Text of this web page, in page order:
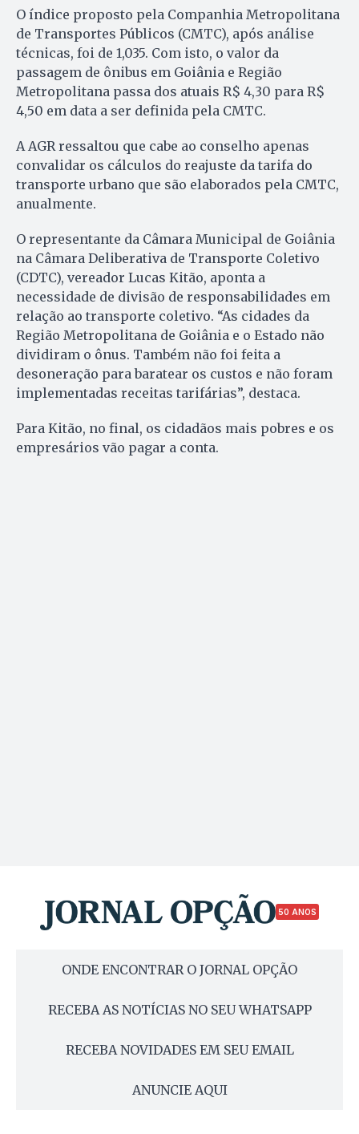
O índice proposto pela Companhia Metropolitana
de Transportes Públicos (CMTC), após análise
técnicas, foi de 1,035. Com isto, o valor da
passagem de ônibus em Goiânia e Região
Metropolitana passa dos atuais R$ 4,30 para R$
4,50 em data a ser definida pela CMTC.
A AGR ressaltou que cabe ao conselho apenas
convalidar os cálculos do reajuste da tarifa do
transporte urbano que são elaborados pela CMTC,
anualmente.
O representante da Câmara Municipal de Goiânia
na Câmara Deliberativa de Transporte Coletivo
(CDTC), vereador Lucas Kitão, aponta a
necessidade de divisão de responsabilidades em
relação ao transporte coletivo. “As cidades da
Região Metropolitana de Goiânia e o Estado não
dividiram o ônus. Também não foi feita a
desoneração para baratear os custos e não foram
implementadas receitas tarifárias”, destaca.
Para Kitão, no final, os cidadãos mais pobres e os
empresários vão pagar a conta.
50 ANOS
ONDE ENCONTRAR O JORNAL OPÇÃO
RECEBA AS NOTÍCIAS NO SEU WHATSAPP
RECEBA NOVIDADES EM SEU EMAIL
ANUNCIE AQUI